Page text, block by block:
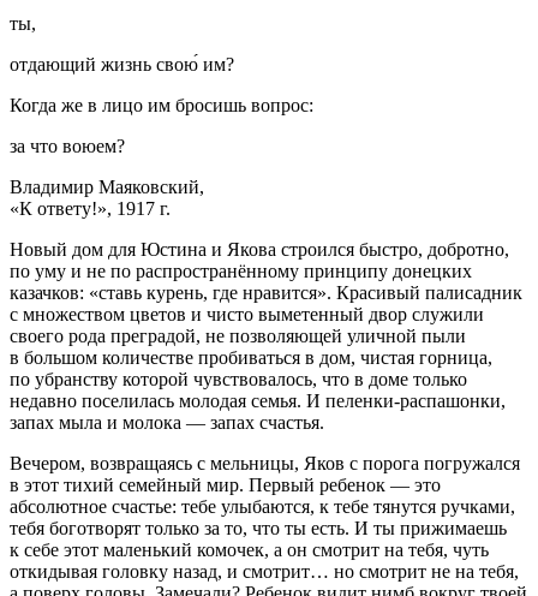
ты,
отдающий жизнь свою́ им?
Когда же в лицо им бросишь вопрос:
за что воюем?
Владимир Маяковский,
«К ответу!», 1917 г.
Новый дом для Юстина и Якова строился быстро, добротно,
по уму и не по распространённому принципу донецких
казачков: «ставь курень, где нравится». Красивый палисадник
с множеством цветов и чисто выметенный двор служили
своего рода преградой, не позволяющей уличной пыли
в большом количестве пробиваться в дом, чистая горница,
по убранству которой чувствовалось, что в доме только
недавно поселилась молодая семья. И пеленки-распашонки,
запах мыла и молока — запах счастья.
Вечером, возвращаясь с мельницы, Яков с порога погружался
в этот тихий семейный мир. Первый ребенок — это
абсолютное счастье: тебе улыбаются, к тебе тянутся ручками,
тебя боготворят только за то, что ты есть. И ты прижимаешь
к себе этот маленький комочек, а он смотрит на тебя, чуть
откидывая головку назад, и смотрит… но смотрит не на тебя,